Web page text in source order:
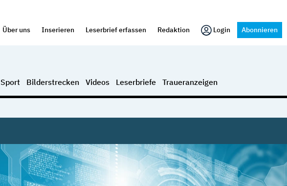
Über uns Inserieren Leserbrief erfassen Redaktion Login Abonnieren
Sport Bilderstrecken Videos Leserbriefe Traueranzeigen